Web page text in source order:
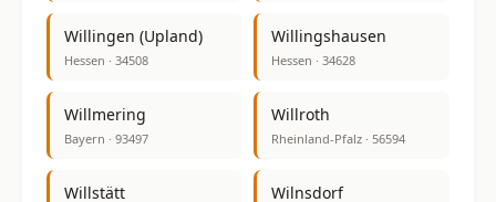
Willingen (Upland)
Hessen · 34508
Willingshausen
Hessen · 34628
Willmering
Bayern · 93497
Willroth
Rheinland-Pfalz · 56594
Willstätt Wilnsdorf